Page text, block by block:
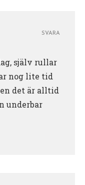
själv rullar
nog lite tid
det är alltid
underbar
SVARA